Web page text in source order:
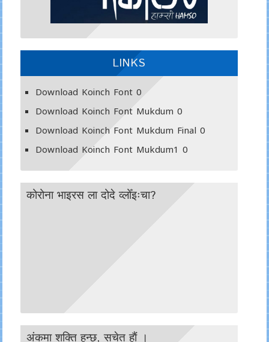
LINKS
Download Koinch Font0
Download Koinch Font Mukdum 0
Download Koinch Font Mukdum Final 0
Download Koinch Font Mukdum1 0
कोरोना भाइरस ला दोदे व्लोँइःचा?
अंकमा शक्ति हुन्छ, सचेत हाैं ।